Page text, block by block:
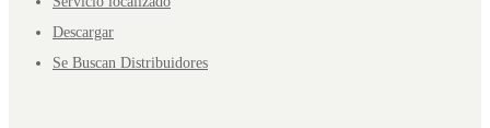
Descargar
Se Buscan Distribuidores